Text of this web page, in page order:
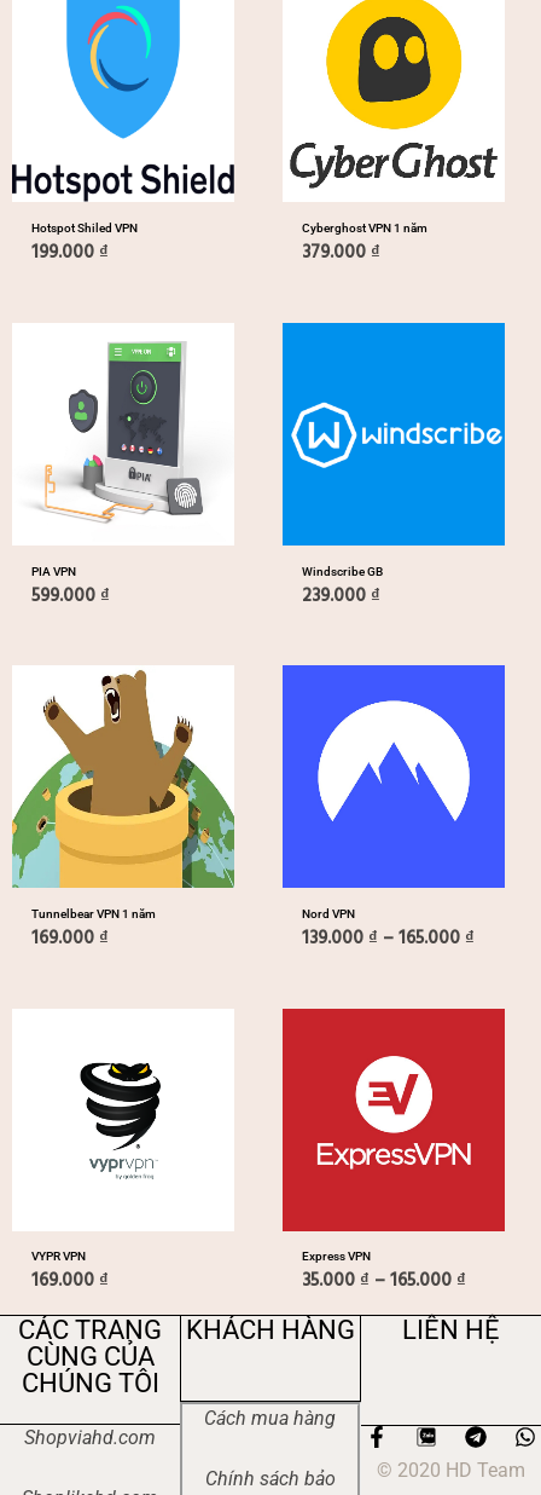
Hotspot Shiled VPN
199.000 ₫
Cyberghost VPN 1 năm
379.000 ₫
PIA VPN
599.000 ₫
Windscribe GB
239.000 ₫
Tunnelbear VPN 1 năm
169.000 ₫
Nord VPN
139.000 ₫ –165.000 ₫
Khoảng
VYPR VPN
169.000 ₫
Express VPN
35.000 ₫ –165.000 ₫
Khoảng
CÁC TRANG
CÙNG CỦA
CHÚNG TÔI
Shopviahd.com
KHÁCH HÀNG
Cách mua hàng
Chính sách bảo
LIÊN HỆ
F
a
c
T
e h
a
© 2020 HD Team